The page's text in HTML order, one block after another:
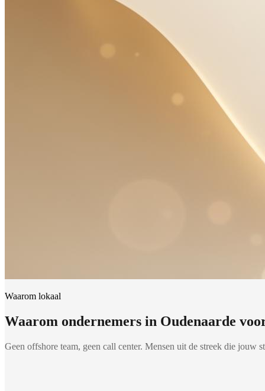
Waarom lokaal
Waarom ondernemers in Oudenaarde
Geen offshore team, geen call center. Mensen uit de streek die jouw